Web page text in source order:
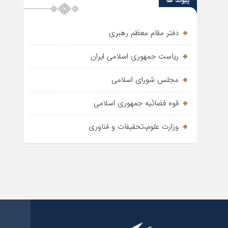
دفتر مقام معظم رهبری
ریاست جمهوری اسلامی ایران
مجلس شورای اسلامی
قوه قضائیه جمهوری اسلامی
وزارت علوم،تحقیفات و فناوری